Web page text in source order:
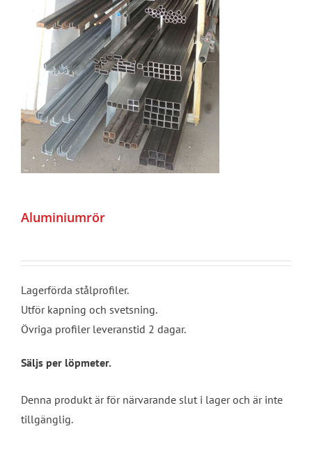
Aluminiumrör
Lagerförda stålprofiler.
Utför kapning och svetsning.
Övriga profiler leveranstid 2 dagar.
Säljs per löpmeter.
Denna produkt är för närvarande slut i lager och är inte
tillgänglig.